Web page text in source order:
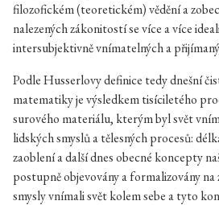
filozofickém (teoretickém) vědění a
nalezených zákonitostí se více a více
intersubjektivně vnímatelných a
Podle Husserlovy definice tedy dnešní
matematiky je výsledkem tisíciletého
surového materiálu, kterým byl svět
lidských smyslů a tělesných procesů:
zaoblení a další dnes obecné koncepty
postupně objevovány a formalizovány na
smysly vnímali svět kolem sebe a tyto